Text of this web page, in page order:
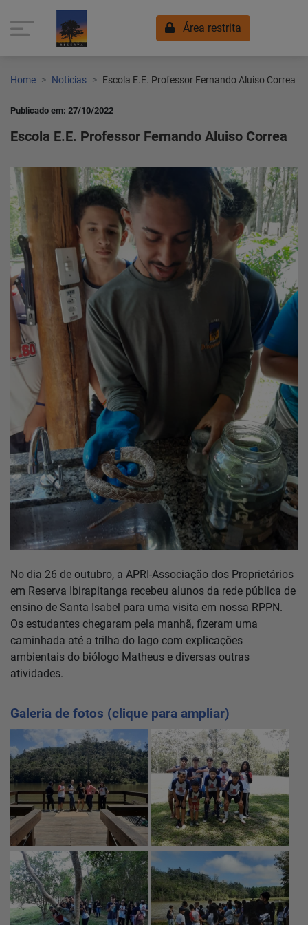
Área restrita
Home
Notícias
Localização
Contato
Baixe o App
Área restrita
Home Notícias Escola E.E. Professor Fernando Aluiso Correa
Publicado em: 27/10/2022
Escola E.E. Professor Fernando Aluiso Correa
No dia 26 de outubro, a APRI-Associação dos Proprietários
em Reserva Ibirapitanga recebeu alunos da rede pública de
ensino de Santa Isabel para uma visita em nossa RPPN.
Os estudantes chegaram pela manhã, fizeram uma
caminhada até a trilha do lago com explicações
ambientais do biólogo Matheus e diversas outras
atividades.
Galeria de fotos (clique para ampliar)